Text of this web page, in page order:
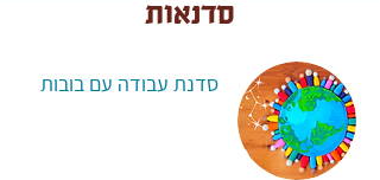
סדנאות
סדנת עבודה עם בובות